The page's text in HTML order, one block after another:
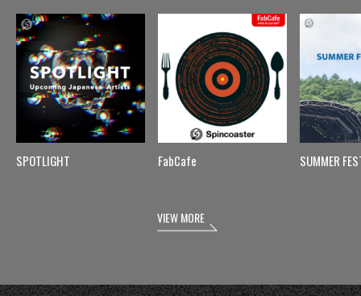
SPOTLIGHT FabCafe SUMMER
VIEW MORE